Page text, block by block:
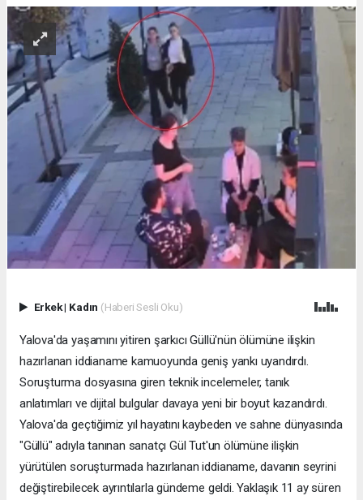
Erkek| Kadın (Haberi Sesli Oku)
Yalova'da yaşamını yitiren şarkıcı Güllü'nün ölümüne ilişkin
hazırlanan iddianame kamuoyunda geniş yankı uyandırdı.
Soruşturma dosyasına giren teknik incelemeler, tanık
anlatımları ve dijital bulgular davaya yeni bir boyut kazandırdı.
Yalova'da geçtiğimiz yıl hayatını kaybeden ve sahne dünyasında
"Güllü" adıyla tanınan sanatçı Gül Tut'un ölümüne ilişkin
yürütülen soruşturmada hazırlanan iddianame, davanın seyrini
değiştirebilecek ayrıntılarla gündeme geldi. Yaklaşık 11 ay süren